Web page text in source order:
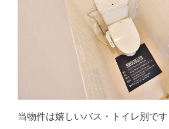
当物件は嬉しいバス・トイレ別で